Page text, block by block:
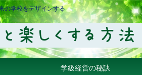
の学校をデザインする
学級経営の秘訣